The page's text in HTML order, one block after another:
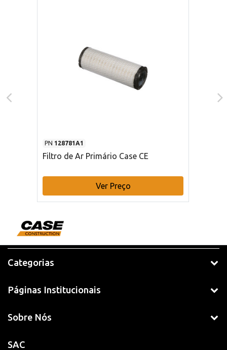
PN 128781A1
Filtro de Ar Primário Case CE
Ver Preço
Categorias
Páginas Institucionais
Sobre Nós
SAC